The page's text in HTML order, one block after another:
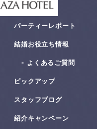
パーティーレポート
結婚お役⽴ち情報
よくあるご質問
ピックアップ
スタッフブログ
紹介キャンペーン